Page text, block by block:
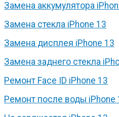
Замена аккумулятора
Замена стекла iPhone 13
Замена дисплея iPhone 13
Замена заднего стекла
Ремонт Face ID iPhone 13
Ремонт после воды iPhone